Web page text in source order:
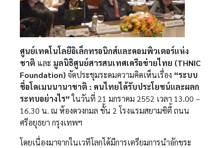
ศูนย์เทคโนโลยีอิเล็กทรอนิกส์และคอมพิวเตอร์แห่ง
ชาติ และ มูลนิธิศูนย์สารสนเทศเครือข่ายไทย (THNIC
Foundation) จัดประชุมระดมความคิดเห็นเรื่อง “ระบบ
ชื่อโดเมนนานาชาติ : คนไทยได้รับประโยชน์และผลก
ระทบอย่างไร”ในวันที่ 21 มกราคม 2552 เวลา 13.00 –
16.30 น. ณ ห้องดวงกมล ชั้น 2 โรงแรมสยามซิตี้ ถนน
ศรีอยุธยา กรุงเทพฯ
โดยเนื่องมาจากในเวทีโลกได้มีการเตรียมการนำอักขระ